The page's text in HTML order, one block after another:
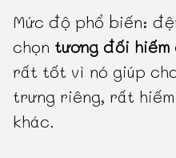
Mức độ phổ biến:
chọn tương đối hiếm
rất tốt vì nó giúp
trưng riêng, rất
khác.